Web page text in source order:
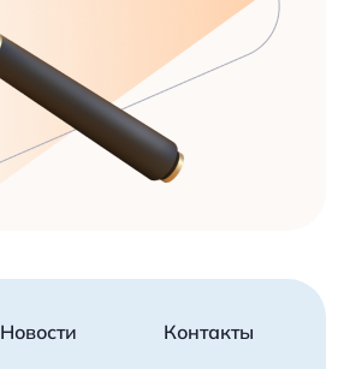
Новости Контакты